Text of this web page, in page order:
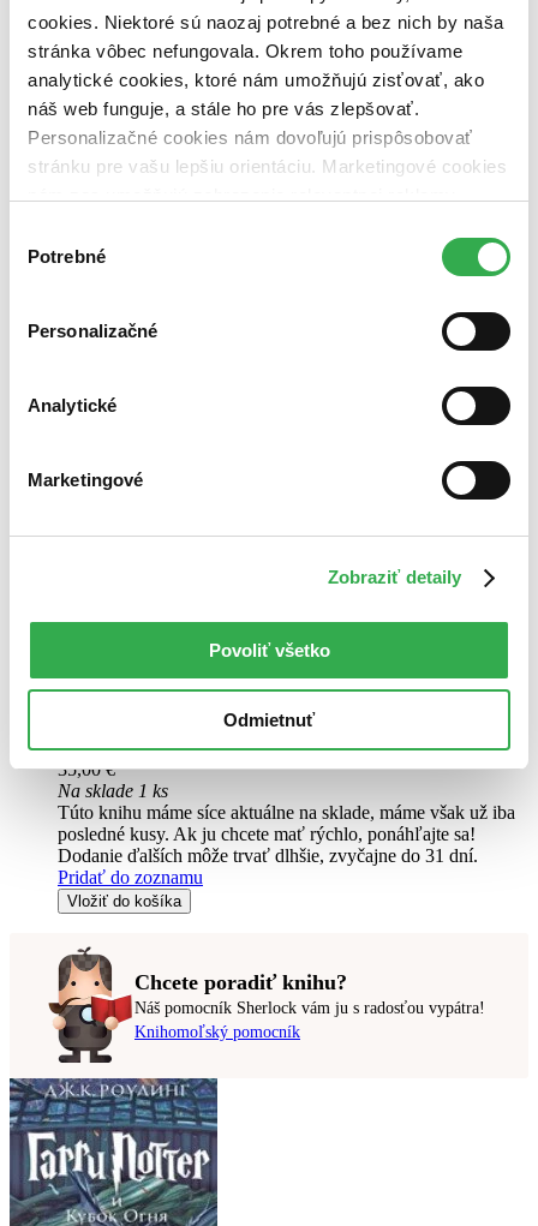
cookies. Niektoré sú naozaj potrebné a bez nich by naša
stránka vôbec nefungovala. Okrem toho používame
analytické cookies, ktoré nám umožňujú zisťovať, ako
náš web funguje, a stále ho pre vás zlepšovať.
Personalizačné cookies nám dovoľujú prispôsobovať
stránku pre vašu lepšiu orientáciu. Marketingové cookies
nám pomohlo, keby sme mohli používať všetky tieto
súhlasu
Potrebné
Personalizačné
Analytické
Marketingové
Zobraziť detaily
Povoliť všetko
Odmietnuť
viac ako 30 dní. Urobíme však všetko pre to, aby sme vašu
objednávku odoslali čo najskôr a o jej ceste vás budeme včas
informovať.
Pridať do zoznamu
Vložiť do košíka
J.K. Rowling
Knihapevná väzba
35,00 €
Na sklade 1 ks
Túto knihu máme síce aktuálne na sklade, máme však už iba
posledné kusy. Ak ju chcete mať rýchlo, ponáhľajte sa!
Dodanie ďalších môže trvať dlhšie, zvyčajne do 31 dní.
Pridať do zoznamu
Vložiť do košíka
Chcete poradiť knihu?
Náš pomocník Sherlock vám ju s radosťou vypátra!
Knihomoľský pomocník